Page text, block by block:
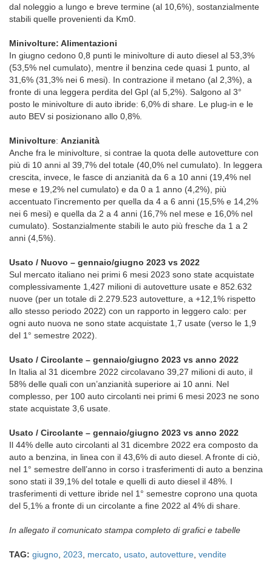
dal noleggio a lungo e breve termine (al 10,6%), sostanzialmente
stabili quelle provenienti da Km0.
Minivolture: Alimentazioni
In giugno cedono 0,8 punti le minivolture di auto diesel al 53,3%
(53,5% nel cumulato), mentre il benzina cede quasi 1 punto, al
31,6% (31,3% nei 6 mesi). In contrazione il metano (al 2,3%), a
fronte di una leggera perdita del Gpl (al 5,2%). Salgono al 3°
posto le minivolture di auto ibride: 6,0% di share. Le plug-in e le
auto BEV si posizionano allo 0,8%.
Minivolture: Anzianità
Anche fra le minivolture, si contrae la quota delle autovetture con
più di 10 anni al 39,7% del totale (40,0% nel cumulato). In leggera
crescita, invece, le fasce di anzianità da 6 a 10 anni (19,4% nel
mese e 19,2% nel cumulato) e da 0 a 1 anno (4,2%), più
accentuato l’incremento per quella da 4 a 6 anni (15,5% e 14,2%
nei 6 mesi) e quella da 2 a 4 anni (16,7% nel mese e 16,0% nel
cumulato). Sostanzialmente stabili le auto più fresche da 1 a 2
anni (4,5%).
Usato / Nuovo – gennaio/giugno 2023 vs 2022
Sul mercato italiano nei primi 6 mesi 2023 sono state acquistate
complessivamente 1,427 milioni di autovetture usate e 852.632
nuove (per un totale di 2.279.523 autovetture, a +12,1% rispetto
allo stesso periodo 2022) con un rapporto in leggero calo: per
ogni auto nuova ne sono state acquistate 1,7 usate (verso le 1,9
del 1° semestre 2022).
Usato / Circolante – gennaio/giugno 2023 vs anno 2022
In Italia al 31 dicembre 2022 circolavano 39,27 milioni di auto, il
58% delle quali con un’anzianità superiore ai 10 anni. Nel
complesso, per 100 auto circolanti nei primi 6 mesi 2023 ne sono
state acquistate 3,6 usate.
Usato / Circolante – gennaio/giugno 2023 vs anno 2022
Il 44% delle auto circolanti al 31 dicembre 2022 era composto da
auto a benzina, in linea con il 43,6% di auto diesel. A fronte di ciò,
nel 1° semestre dell’anno in corso i trasferimenti di auto a benzina
sono stati il 39,1% del totale e quelli di auto diesel il 48%. I
trasferimenti di vetture ibride nel 1° semestre coprono una quota
del 5,1% a fronte di un circolante a fine 2022 al 4% di share.
In allegato il comunicato stampa completo di grafici e tabelle
TAG: giugno 2023 mercato usato autovetture vendite